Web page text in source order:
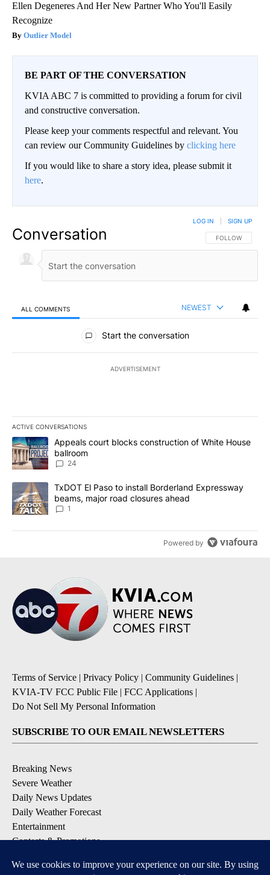
Ellen Degeneres And Her New Partner Who You'll Easily
Recognize
Outlier Model
BE PART OF THE CONVERSATION
KVIA ABC 7 is committed to providing a forum for civil
and constructive conversation.
Please keep your comments respectful and relevant. You
can review our Community Guidelines by clicking here
If you would like to share a story idea, please submit it
here.
Conversation FOLLOW THIS
FOLLOW
LOG IN SIGN UP
ALL COMMENTS NEWEST
All Comments
Start the conversation
ADVERTISEMENT
ACTIVE CONVERSATIONS
The following is a list of the most commented articles in the last
A trending article titled "Appeals court blocks construction of
Appeals court blocks construction of White House
ballroom
24
A trending article titled "TxDOT El Paso to install Borderland
TxDOT El Paso to install Borderland Expressway
beams, major road closures ahead
1
Powered by
Terms of Service | Privacy Policy | Community Guidelines |
KVIA-TV FCC Public File | FCC Applications |
Do Not Sell My Personal Information
SUBSCRIBE TO OUR EMAIL NEWSLETTERS
Breaking News
Severe Weather
Daily News Updates
Daily Weather Forecast
Entertainment
Contests & Promotions
DOWNLOAD OUR APPS